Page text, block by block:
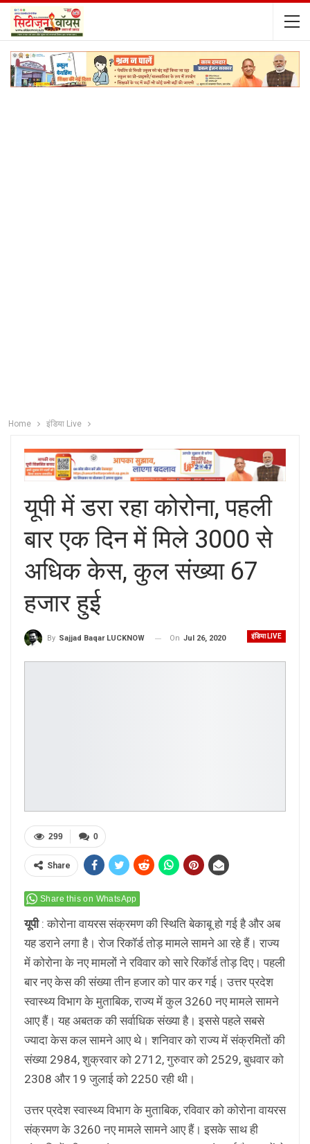
Home इंडिया Live
यूपी में डरा रहा कोरोना, पहली
बार एक दिन में मिले 3000 से
अधिक केस, कुल संख्या 67
हजार हुई
इंडिया LIVE
By Sajjad Baqar LUCKNOW On Jul 26, 2020
0
299
Share
Share this on WhatsApp
यूपी: कोरोना वायरस संक्रमण की स्थिति बेकाबू हो गई है और अब
यह डराने लगा है। रोज रिकॉर्ड तोड़ मामले सामने आ रहे हैं। राज्य
में कोरोना के नए मामलों ने रविवार को सारे रिकॉर्ड तोड़ दिए। पहली
बार नए केस की संख्या तीन हजार को पार कर गई। उत्तर प्रदेश
स्वास्थ्य विभाग के मुताबिक, राज्य में कुल 3260 नए मामले सामने
आए हैं। यह अबतक की सर्वाधिक संख्या है। इससे पहले सबसे
ज्यादा केस कल सामने आए थे। शनिवार को राज्य में संक्रमितों की
संख्या 2984, शुक्रवार को 2712, गुरुवार को 2529, बुधवार को
2308 और 19 जुलाई को 2250 रही थी।
उत्तर प्रदेश स्वास्थ्य विभाग के मुताबिक, रविवार को कोरोना वायरस
संक्रमण के 3260 नए मामले सामने आए हैं। इसके साथ ही